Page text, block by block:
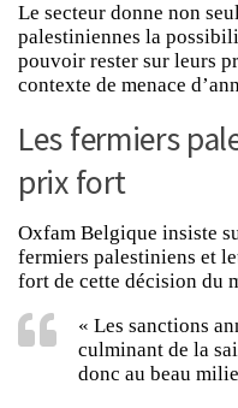
Le secteur donne non
palestiniennes la
pouvoir rester sur leurs
contexte de menace
Les fermiers
prix fort
Oxfam Belgique insiste
fermiers palestiniens et
fort de cette décision du
« Les sanctions
culminant de la
donc au beau